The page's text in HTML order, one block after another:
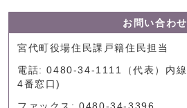
お問い合わせ
宮代町役場住民課戸籍住民担当
電話: 0480-34-1111（代表）内
4番窓口)